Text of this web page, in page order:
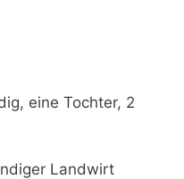
eine Tochter, 2
Landwirt